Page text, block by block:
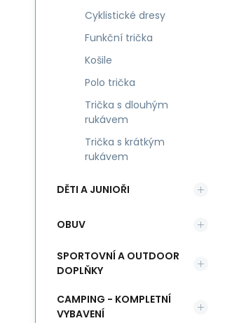
Cyklistické dresy
Funkční trička
Košile
Polo trička
Trička s dlouhým
rukávem
Trička s krátkým
rukávem
DĚTI A JUNIOŘI
OBUV
SPORTOVNÍ A OUTDOOR
DOPLŇKY
CAMPING - KOMPLETNÍ
VYBAVENÍ